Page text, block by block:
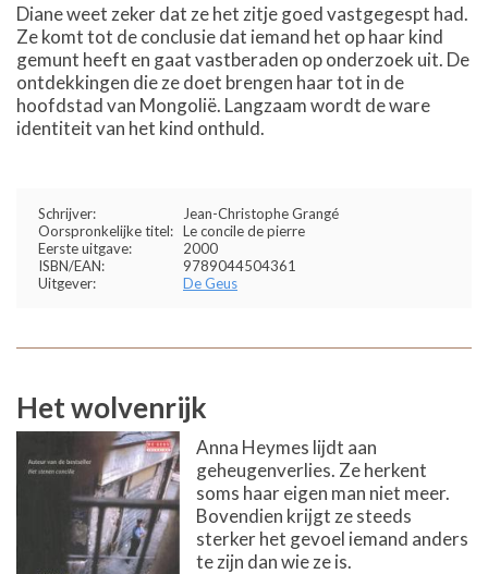
Diane weet zeker dat ze het zitje goed vastgegespt had.
Ze komt tot de conclusie dat iemand het op haar kind
gemunt heeft en gaat vastberaden op onderzoek uit. De
ontdekkingen die ze doet brengen haar tot in de
hoofdstad van Mongolië. Langzaam wordt de ware
identiteit van het kind onthuld.
Schrijver:
Jean-Christophe Grangé
Oorspronkelijke titel: Le concile de pierre
Eerste uitgave:
2000
ISBN/EAN:
9789044504361
Uitgever:
De Geus
Het wolvenrijk
Anna Heymes lijdt aan
geheugenverlies. Ze herkent
soms haar eigen man niet meer.
Bovendien krijgt ze steeds
sterker het gevoel iemand anders
te zijn dan wie ze is.